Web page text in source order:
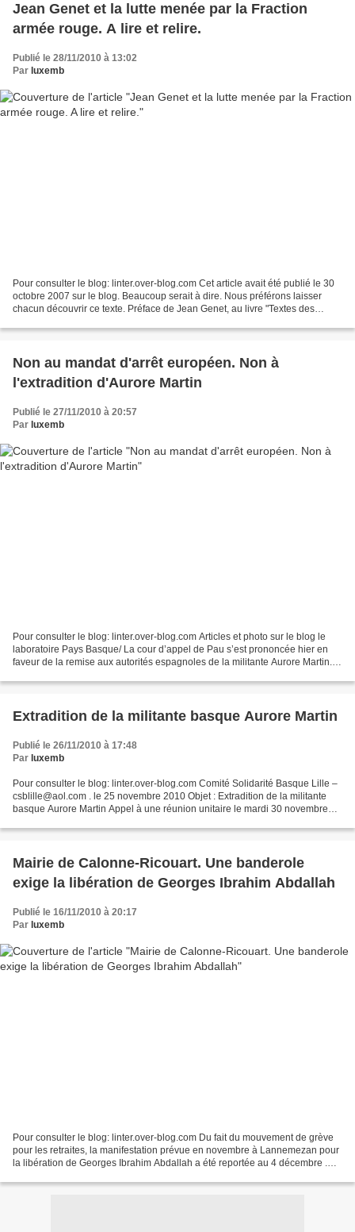
Jean Genet et la lutte menée par la Fraction
armée rouge. A lire et relire.
Publié le 28/11/2010 à 13:02
Par luxemb
Pour consulter le blog: linter.over-blog.com Cet article avait été publié le 30
octobre 2007 sur le blog. Beaucoup serait à dire. Nous préférons laisser
chacun découvrir ce texte. Préface de Jean Genet, au livre "Textes des
Non au mandat d'arrêt européen. Non à
l'extradition d'Aurore Martin
Publié le 27/11/2010 à 20:57
Par luxemb
Pour consulter le blog: linter.over-blog.com Articles et photo sur le blog le
laboratoire Pays Basque/ La cour d’appel de Pau s’est prononcée hier en
faveur de la remise aux autorités espagnoles de la militante Aurore Martin.
Extradition de la militante basque Aurore Martin
Publié le 26/11/2010 à 17:48
Par luxemb
Pour consulter le blog: linter.over-blog.com Comité Solidarité Basque Lille –
csblille@aol.com . le 25 novembre 2010 Objet : Extradition de la militante
basque Aurore Martin Appel à une réunion unitaire le mardi 30 novembre
Mairie de Calonne-Ricouart. Une banderole
exige la libération de Georges Ibrahim Abdallah
Publié le 16/11/2010 à 20:17
Par luxemb
Pour consulter le blog: linter.over-blog.com Du fait du mouvement de grève
pour les retraites, la manifestation prévue en novembre à Lannemezan pour
la libération de Georges Ibrahim Abdallah a été reportée au 4 décembre .